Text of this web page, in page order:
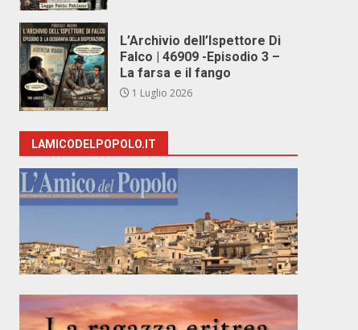
L’Archivio dell’Ispettore Di
Falco | 46909 -Episodio 3 –
La farsa e il fango
1 Luglio 2026
LAMICODELPOPOLO.IT